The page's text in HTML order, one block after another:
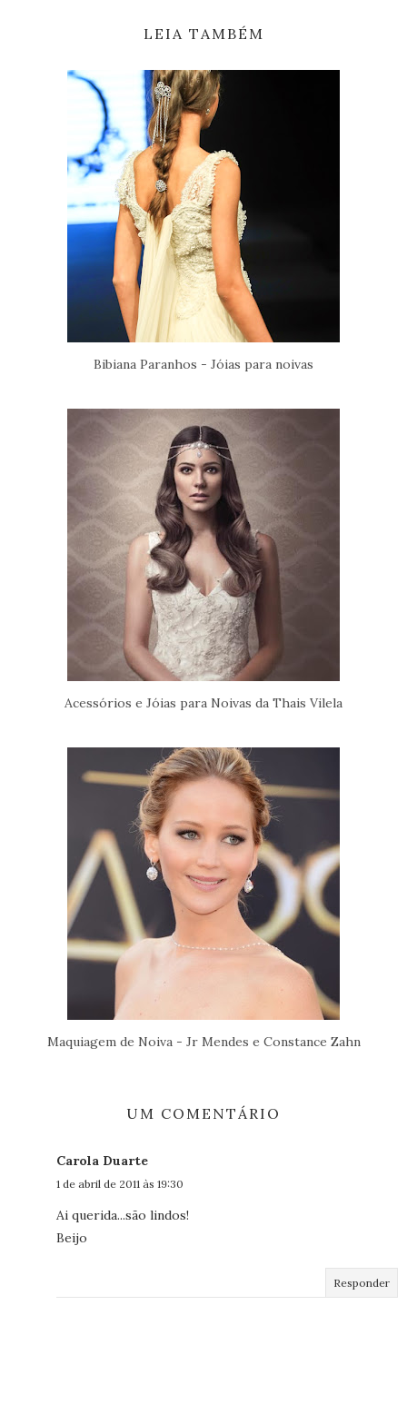
LEIA TAMBÉM
Bibiana Paranhos - Jóias para noivas
Acessórios e Jóias para Noivas da Thais Vilela
Maquiagem de Noiva - Jr Mendes e Constance Zahn
UM COMENTÁRIO
Carola Duarte
1 de abril de 2011 às 19:30
Ai querida...são lindos!
Beijo
Responder